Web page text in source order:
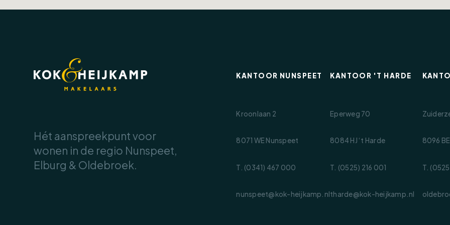
Doordat de nok van de woning is verhoogd, is een verrassend ruime tweede
Buiten:
moment van de dag een fijne plek in de zon of schaduw kunt vinden. De serre verlengt
Achter in de tuin staat een royale berging met aangrenzende overkapping, ideaal voor
het opbergen van fietsen, tuingereedschap of het inrichten van een hobbyruimte.
Hét aanspreekpunt voor
wonen in de regio Nunspeet,
Elburg & Oldebroek.
KANTOOR NUNSPEET
Kroonlaan 2
8071 WE Nunspeet
T. (0341) 467 000
nunspeet@kok-heijkamp.nl
KANTOOR 'T HARDE
Eperweg 70
8084 HJ ‘t Harde
T. (0525) 216 001
tharde@kok-heijkamp.nl
8096
T.